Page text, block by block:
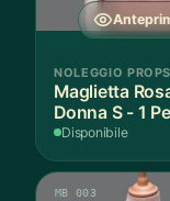
NOLEGGIO PROPS
Maglietta
Donna S - 1
Disponibile
MB 003